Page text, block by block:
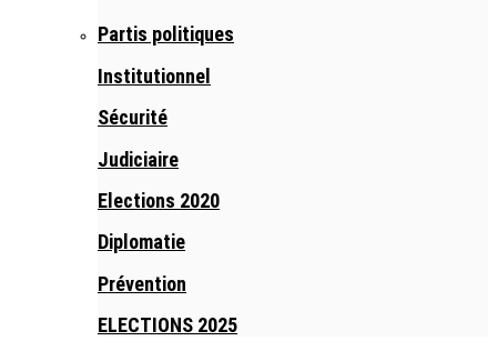
Partis politiques
Institutionnel
Sécurité
Judiciaire
Elections 2020
Diplomatie
Prévention
ELECTIONS 2025